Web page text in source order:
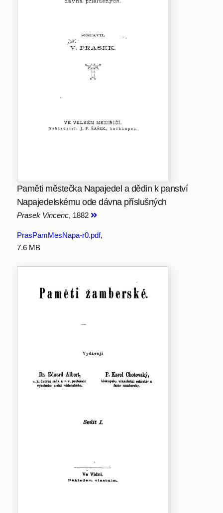
Paměti městečka Napajedel a dědin k panství
Napajedelskému ode dávna příslušných
Prasek Vincenc, 1882
PrasPamMesNapa-r0.pdf,
7.6 MB